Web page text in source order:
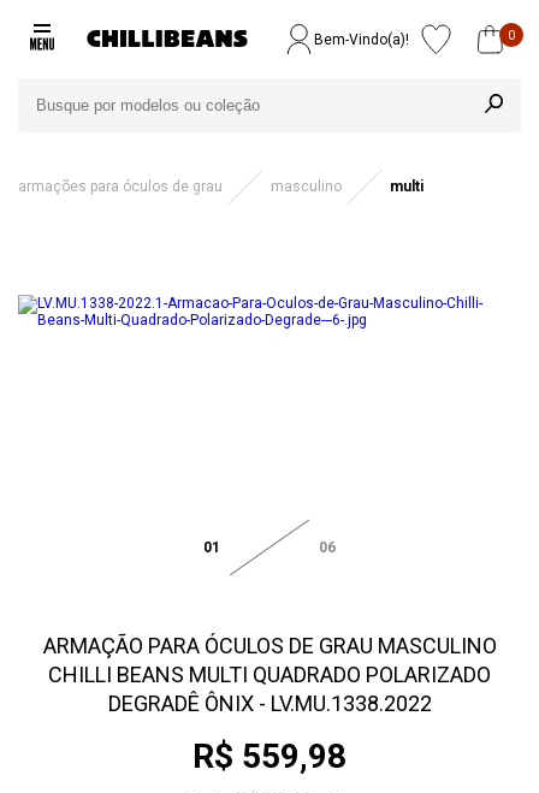
Bem-Vindo(a)! 0
armações para óculos de grau masculino multi
01 06
ARMAÇÃO PARA ÓCULOS DE GRAU MASCULINO
CHILLI BEANS MULTI QUADRADO POLARIZADO
DEGRADÊ ÔNIX - LV.MU.1338.2022
R$ 559,98